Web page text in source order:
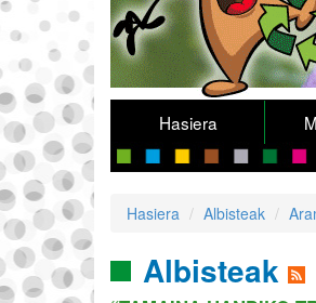
Hasiera
Hasiera Albisteak
Albisteak